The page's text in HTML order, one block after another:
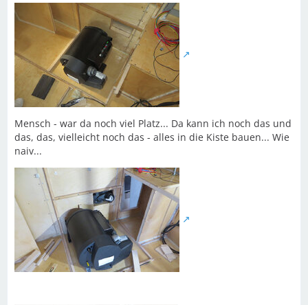
Mensch - war da noch viel Platz... Da kann ich noch das und
das, das, vielleicht noch das - alles in die Kiste bauen... Wie
naiv...